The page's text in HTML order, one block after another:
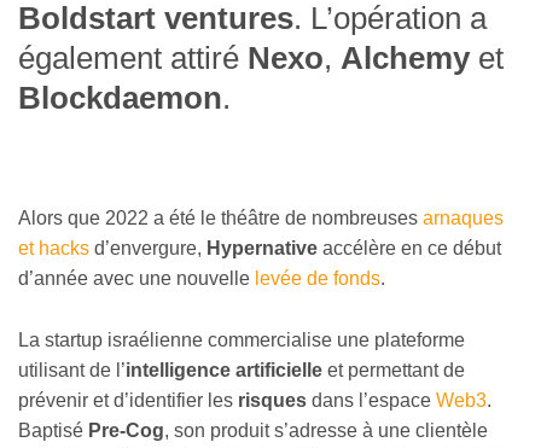
Boldstart ventures. L’opération a
également attiré Nexo, Alchemyet
Blockdaemon.
Alors que 2022 a été le théâtre de nombreuses arnaques
et hacks d’envergure, Hypernative accélère en ce début
d’année avec une nouvelle levée de fonds.
La startup israélienne commercialise une plateforme
utilisant de l’intelligence artificielle et permettant de
prévenir et d’identifier les risques dans l’espace Web3.
Baptisé Pre-Cog, son produit s’adresse à une clientèle